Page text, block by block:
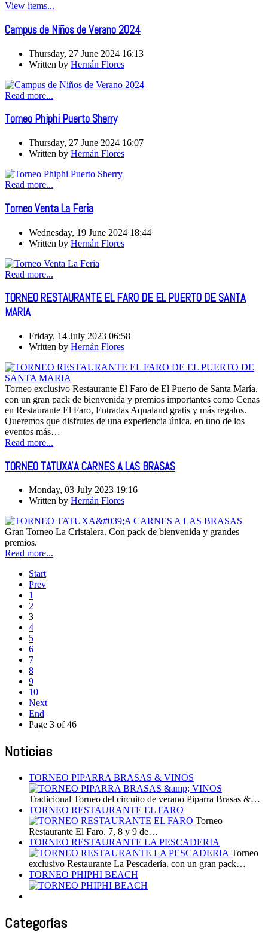
View items...
Campus de Niños de Verano 2024
Thursday, 27 June 2024 16:13
Written by Hernán Flores
Read more...
Torneo Phiphi Puerto Sherry
Thursday, 27 June 2024 16:07
Written by Hernán Flores
Read more...
Torneo Venta La Feria
Wednesday, 19 June 2024 18:44
Written by Hernán Flores
Read more...
TORNEO RESTAURANTE EL FARO DE EL PUERTO DE SANTA
MARIA
Friday, 14 July 2023 06:58
Written by Hernán Flores
Torneo exclusivo Restaurante El Faro de El Puerto de Santa María.
con un gran pack de bienvenida y premios importantes como Cenas
en Restaurante El Faro, Entradas Aqualand gratis y más regalos.
Queremos que disfrutes de una experiencia única, en uno de los
eventos más…
Read more...
TORNEO TATUXA'A CARNES A LAS BRASAS
Monday, 03 July 2023 19:16
Written by Hernán Flores
Gran Torneo La Cristalera. Con pack de bienvenida y grandes
premios.
Read more...
Start
Prev
1
2
3
4
5
6
7
8
9
10
Next
End
Page 3 of 46
Noticias
TORNEO PIPARRA BRASAS & VINOS
Tradicional Torneo del circuito de verano Piparra Brasas &…
TORNEO RESTAURANTE EL FARO
Torneo
Restaurante El Faro. 7, 8 y 9 de…
TORNEO RESTAURANTE LA PESCADERIA
Torneo
exclusivo Restaurante La Pescadería. con un gran pack…
TORNEO PHIPHI BEACH
Categorías